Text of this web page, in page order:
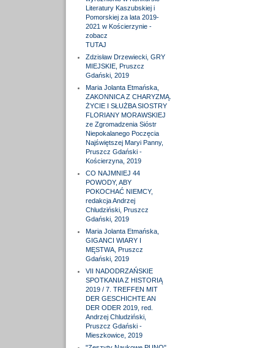
Literatury Kaszubskiej i
Pomorskiej za lata 2019-
2021 w Kościerzynie -
zobacz
TUTAJ
Zdzisław Drzewiecki, GRY
MIEJSKIE, Pruszcz
Gdański, 2019
Maria Jolanta Etmańska,
ZAKONNICA Z CHARYZMĄ.
ŻYCIE I SŁUŻBA SIOSTRY
FLORIANY MORAWSKIEJ
ze Zgromadzenia Sióstr
Niepokalanego Poczęcia
Najświętszej Maryi Panny,
Pruszcz Gdański -
Kościerzyna, 2019
CO NAJMNIEJ 44
POWODY, ABY
POKOCHAĆ NIEMCY,
redakcja Andrzej
Chludziński, Pruszcz
Gdański, 2019
Maria Jolanta Etmańska,
GIGANCI WIARY I
MĘSTWA, Pruszcz
Gdański, 2019
VII NADODRZAŃSKIE
SPOTKANIA Z HISTORIĄ
2019 / 7. TREFFEN MIT
DER GESCHICHTE AN
DER ODER 2019, red.
Andrzej Chludziński,
Pruszcz Gdański -
Mieszkowice, 2019